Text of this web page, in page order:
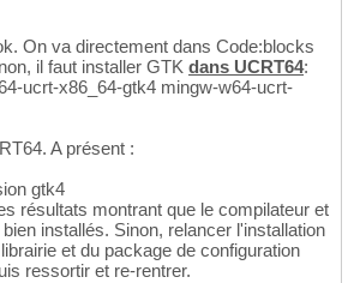
On va directement dans Code:blocks
il faut installer GTK dans UCRT64:
ucrt-x86_64-gtk4 mingw-w64-ucrt-
A présent :
gtk4
résultats montrant que le compilateur et
installés. Sinon, relancer l'installation
et du package de configuration
ressortir et re-rentrer.